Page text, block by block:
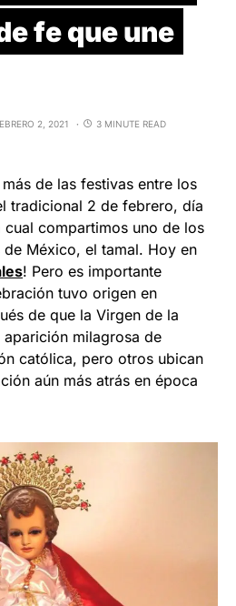
fe que une
2, 2021 3 MINUTE READ
de las festivas entre los
tradicional 2 de febrero, día
cual compartimos uno de los
México, el tamal. Hoy en
! Pero es importante
tuvo origen en
de que la Virgen de la
aparición milagrosa de
católica, pero otros ubican
aún más atrás en época